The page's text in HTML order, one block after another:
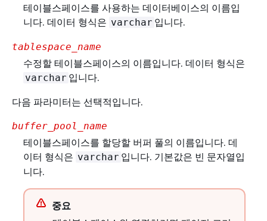
테이블스페이스를 사용하는 데이터베이스의 이름입
니다. 데이터 형식은 varchar 입니다.
tablespace_name
수정할 테이블스페이스의 이름입니다. 데이터 형식은
varchar 입니다.
다음 파라미터는 선택적입니다.
buffer_pool_name
테이블스페이스를 할당할 버퍼 풀의 이름입니다. 데
이터 형식은 varchar 입니다. 기본값은 빈 문자열입
니다.
중요